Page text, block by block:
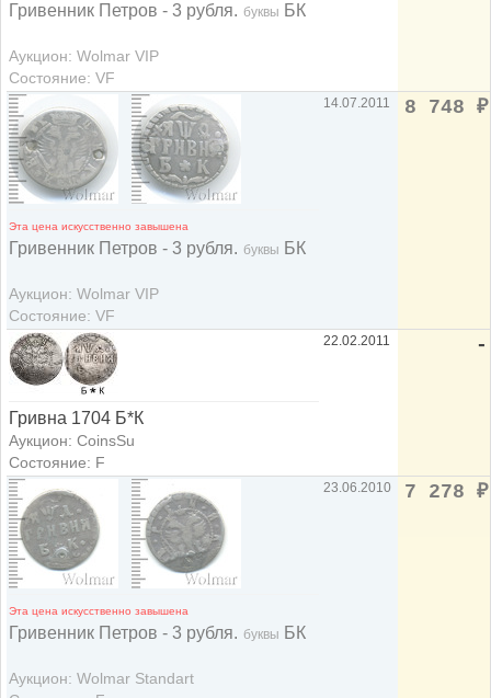
Гривенник Петров - 3 рубля. буквы БК
Аукцион: Wolmar VIP
Состояние: VF
Эта цена искусственно завышена
Гривенник Петров - 3 рубля. буквы БК
Аукцион: Wolmar VIP
Состояние: VF
14.07.2011 8 748 ₽
Гривна 1704 Б*К
Аукцион: CoinsSu
Состояние: F
22.02.2011 -
Эта цена искусственно завышена
Гривенник Петров - 3 рубля. буквы БК
Аукцион: Wolmar Standart
23.06.2010 7 278 ₽